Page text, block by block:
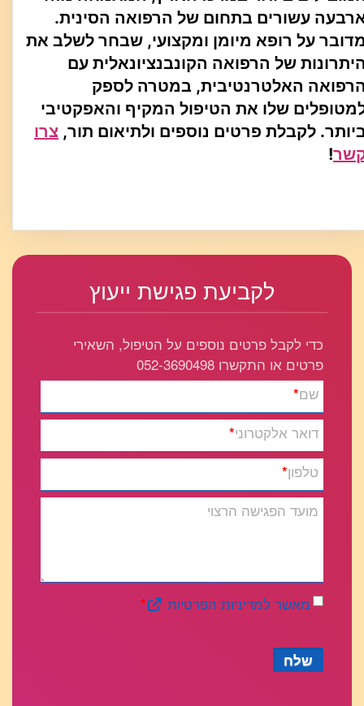
עשורים בתחום של הרפואה הסינית.
על רופא מיומן ומקצועי, שבחר לשלב את
של הרפואה הקונבנציונאלית עם
האלטרנטיבית, במטרה לספק
שלו את הטיפול המקיף והאפקטיבי
לקבלת פרטים נוספים ולתיאום תור, צרו
!
לקביעת פגישת ייעוץ
כדי לקבל פרטים נוספים על הטיפול, השאירי
פרטים או התקשרו 052-3690498
שם*
דואר אלקטרוני*
טלפון*
מועד הפגישה הרצוי
מאשר למדיניות הפרטיות *
שלח